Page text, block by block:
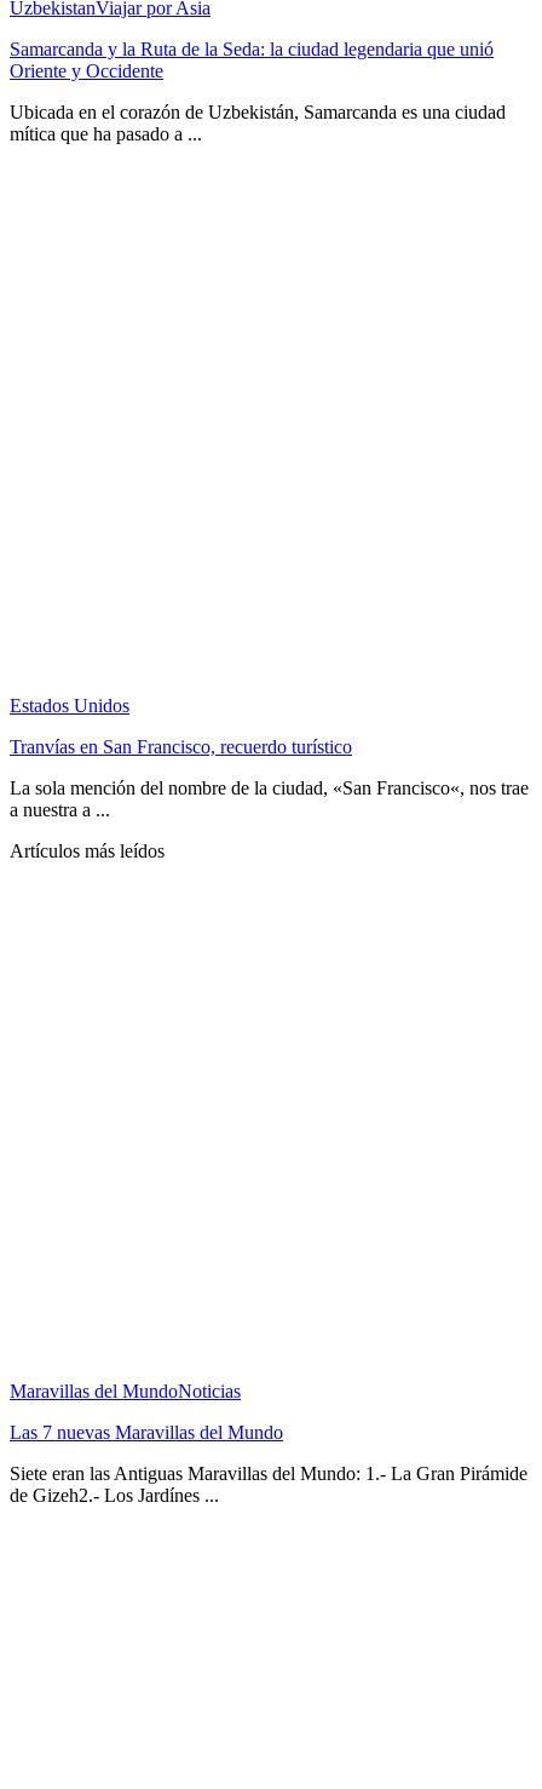
UzbekistanViajar por Asia
Samarcanda y la Ruta de la Seda: la ciudad legendaria que unió
Oriente y Occidente
Ubicada en el corazón de Uzbekistán, Samarcanda es una ciudad
mítica que ha pasado a ...
Estados Unidos
Tranvías en San Francisco, recuerdo turístico
La sola mención del nombre de la ciudad, «San Francisco«, nos trae
a nuestra a ...
Artículos más leídos
Maravillas del MundoNoticias
Las 7 nuevas Maravillas del Mundo
Siete eran las Antiguas Maravillas del Mundo: 1.- La Gran Pirámide
de Gizeh2.- Los Jardínes ...